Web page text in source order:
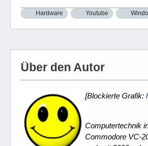
Hardware Youtube
Über den Autor
[Blockierte Grafik:
Computertechnik
Commodore VC-